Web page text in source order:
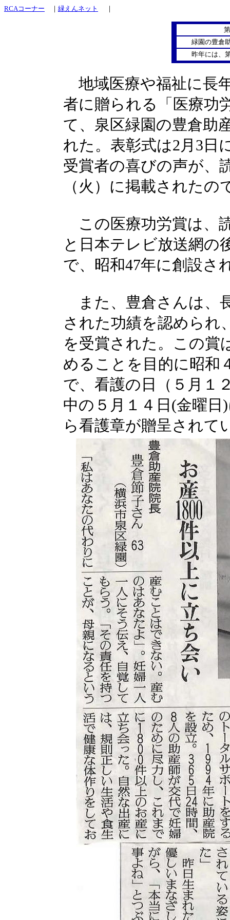
RCAコーナー ｜ 緑えんネット ｜
緑園の豊倉
昨年には、
地域医療や福祉に長
者に贈られる「医療功
て、泉区緑園の豊倉助
れた。表彰式は2月3日
受賞者の喜びの声が、
（火）に掲載された
この医療功労賞は、
と日本テレビ放送網の
で、昭和47年に創設さ
また、豊倉さんは、
された功績を認められ
を受賞された。この賞
めることを目的に昭和
で、看護の日（５月１
中の５月１４日(金曜
ら看護章が贈呈されて